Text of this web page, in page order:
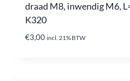
draad M8, inwendig M6,
K320
€3,00 incl. 21% BTW